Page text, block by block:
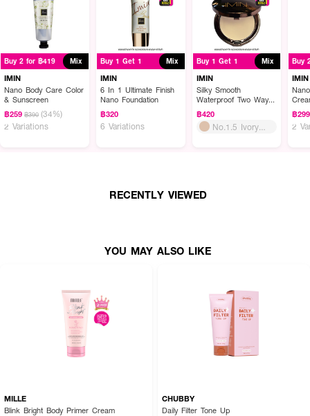
ผลลัพธ์ที่ได้ :
IMIN Nano BB Whitening Cream&Sunscreen SPF50PA++บีบีครีมพร้อม
ครีมกันแดดสำหรับผิวกาย
เนื้อครีมเป็นเนื้อนาโน ทาแล้วผิวจะเนียนเหมือนใส่ถุง
น่อง เพราะครีมจะไปเบลอรูขุมขน และปรับสีผิวให้สว่างขึ้นทันที ทาแล้วแห้งสบายผิว
ไม่เหนียวเหมือนบีบีหรือครีมทาผิวทั่วไป และไม่ติดขนแน่นอน
· มีค่าป้องกันแสงแดด SPF50 PA++
· ช่วยปรับสีผิวให้สว่างและเนียนขึ้นทันทีที่ทา
· FDA Registration No. : 10-4-6700000763
Buy 2 for ฿419 Mix
IMIN
Nano Body Care Color
& Sunscreen
฿259 ฿390 (34%)
2 Variations
Buy 1 Get 1 Mix
IMIN
6 In 1 Ultimate Finish
Nano Foundation
฿320
6 Variations
Buy 1 Get 1 Mix
IMIN
Silky Smooth
Waterproof Two Way
Compact Powder
฿420
No.1.5 Ivory
Buy
IMIN
฿299
2
RECENTLY VIEWED
YOU MAY ALSO LIKE
MILLE
Blink Bright Body Primer Cream
CHUBBY
Daily Filter Tone Up